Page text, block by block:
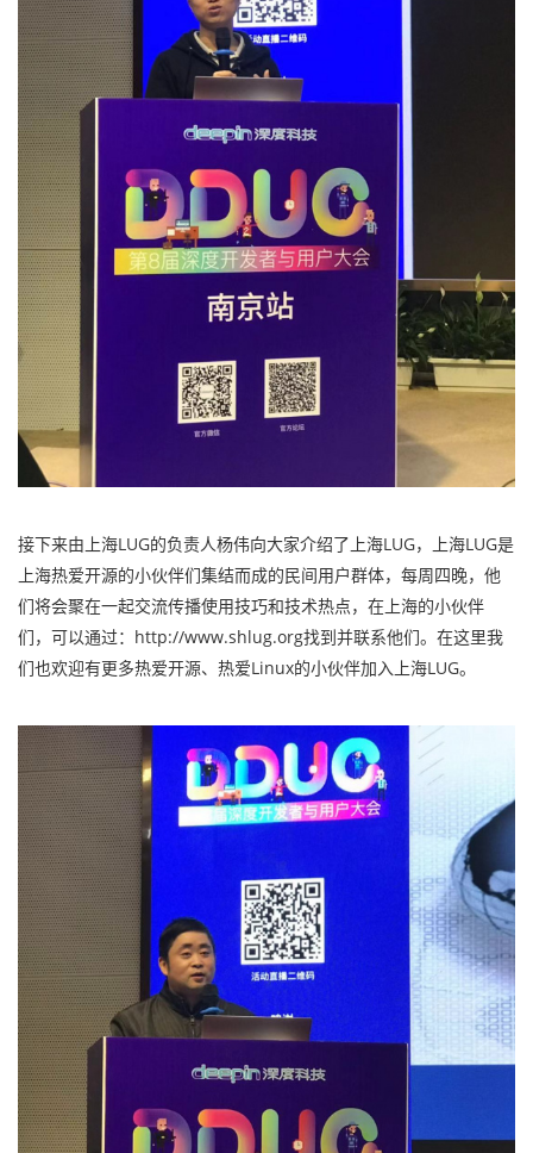
接下来由上海LUG的负责人杨伟向大家介绍了上海LUG，上海LUG是
上海热爱开源的小伙伴们集结而成的民间用户群体，每周四晚，他
们将会聚在一起交流传播使用技巧和技术热点，在上海的小伙伴
们，可以通过：http://www.shlug.org找到并联系他们。在这里我
们也欢迎有更多热爱开源、热爱Linux的小伙伴加入上海LUG。